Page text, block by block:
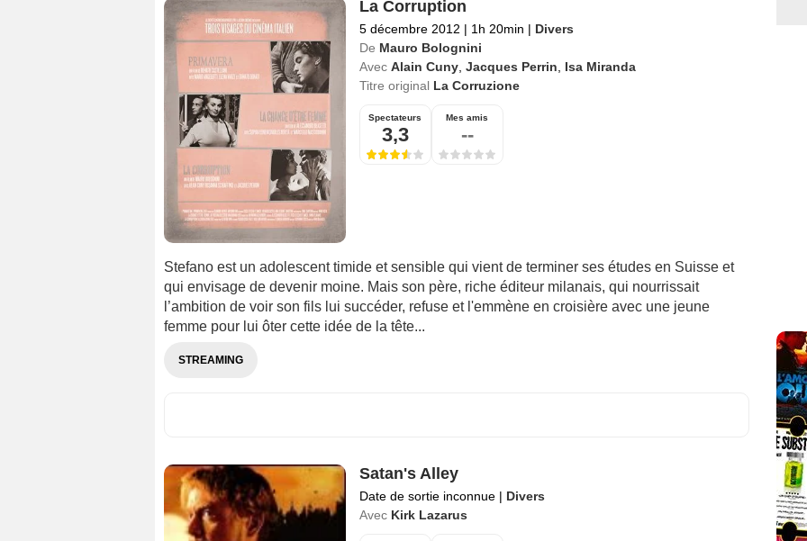
La Corruption
5 décembre 2012 | 1h 20min | Divers
De Mauro Bolognini
Avec Alain Cuny, Jacques Perrin, Isa Miranda
Titre original La Corruzione
Spectateurs
3,3
Mes amis
--
Stefano est un adolescent timide et sensible qui vient de terminer ses études en Suisse et
qui envisage de devenir moine. Mais son père, riche éditeur milanais, qui nourrissait
l’ambition de voir son fils lui succéder, refuse et l'emmène en croisière avec une jeune
femme pour lui ôter cette idée de la tête...
STREAMING
Satan's Alley
Date de sortie inconnue | Divers
Avec Kirk Lazarus